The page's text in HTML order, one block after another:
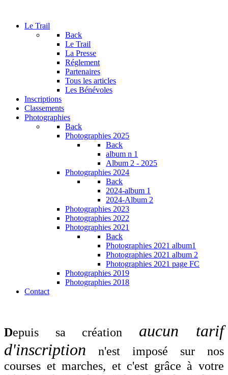
Le Trail
Back
Le Trail
La Presse
Réglement
Partenaires
Tous les articles
Les Bénévoles
Inscriptions
Classements
Photographies
Back
Photographies 2025
Back
album n 1
Album 2 - 2025
Photographies 2024
Back
2024-album 1
2024-Album 2
Photographies 2023
Photographies 2022
Photographies 2021
Back
Photographies 2021 album1
Photographies 2021 album 2
Photographies 2021 page FC
Photographies 2019
Photographies 2018
Contact
Depuis sa création aucun tarif
d'inscription n'est imposé sur nos
courses et marches, et c'est grâce à votre